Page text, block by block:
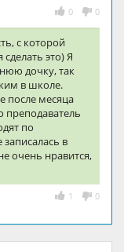
0 0
с которой
это) Я
дочку, так
в школе.
после месяца
преподаватель
по
в
очень нравится,
1 0